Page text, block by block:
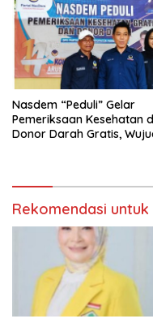
Nasdem “Peduli” Gelar
Pemeriksaan Kesehatan
Donor Darah Gratis,
Rekomendasi untuk